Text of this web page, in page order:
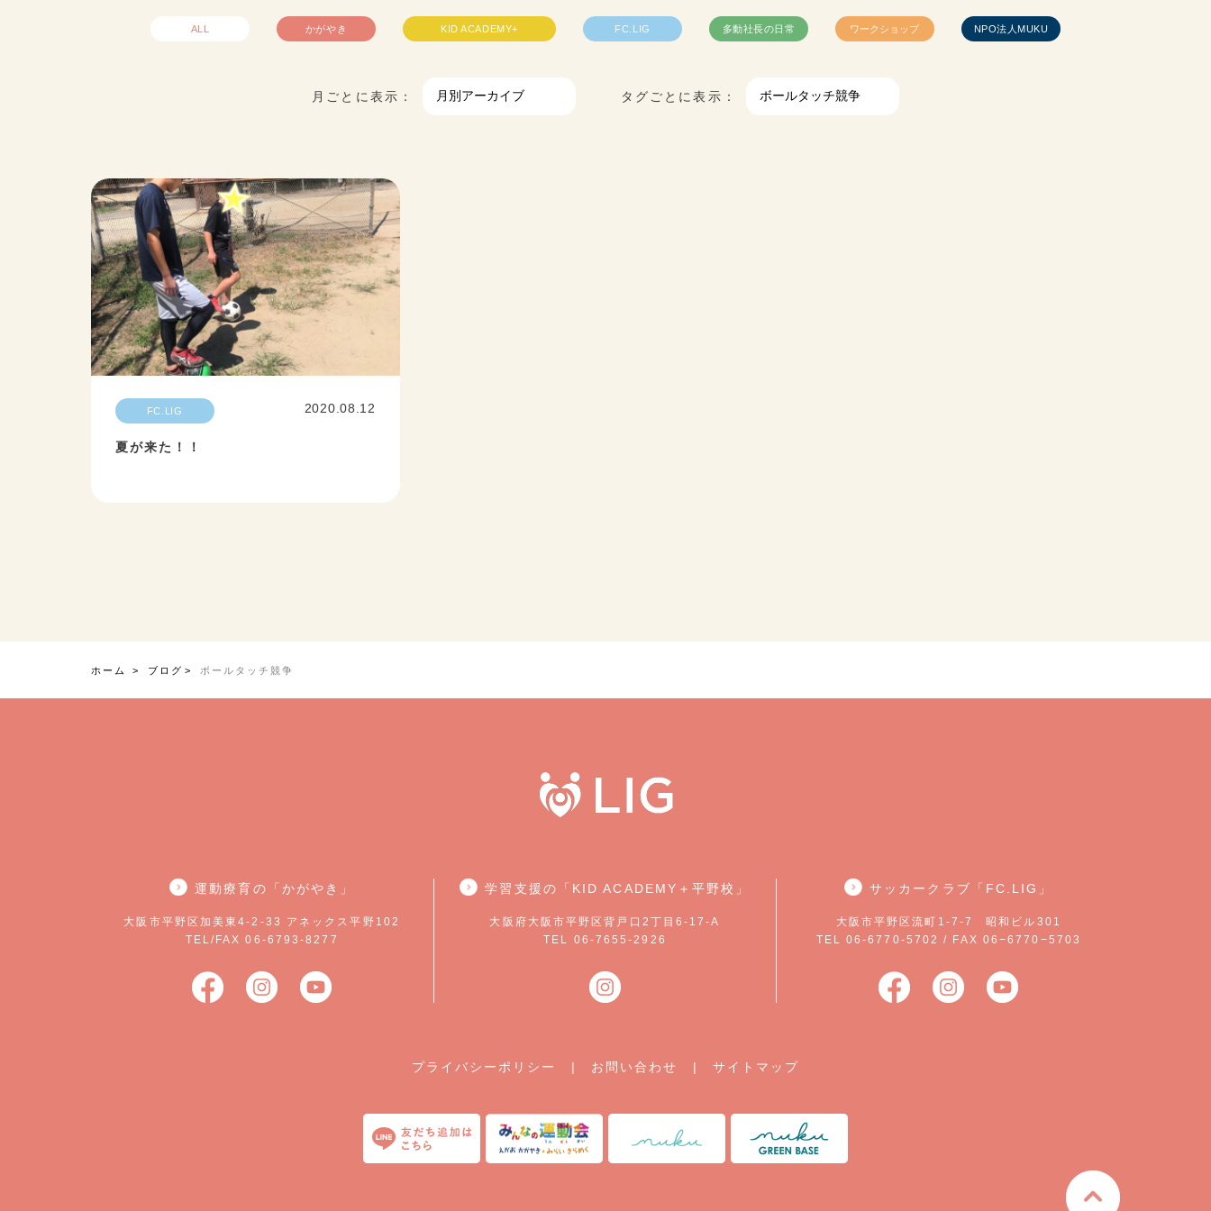
ALL かがやき KID ACADEMY+ FC.LIG 多動社長の日常 ワークショップ NPO法人MUKU
月ごとに表示： タグごとに表示：
FC.LIG 2020.08.12
夏が来た！！
ホーム ブログ ボールタッチ競争
運動療育の「かがやき」
大阪市平野区加美東4-2-33 アネックス平野102
TEL/FAX 06-6793-8277
学習支援の「KID ACADEMY＋平野校」
大阪府大阪市平野区背戸口2丁目6-17-A
TEL 06-7655-2926
サッカークラブ「FC.LIG」
大阪市平野区流町1-7-7 昭和ビル301
TEL 06-6770-5702 / FAX 06−6770−5703
プライバシーポリシー | お問い合わせ | サイトマップ